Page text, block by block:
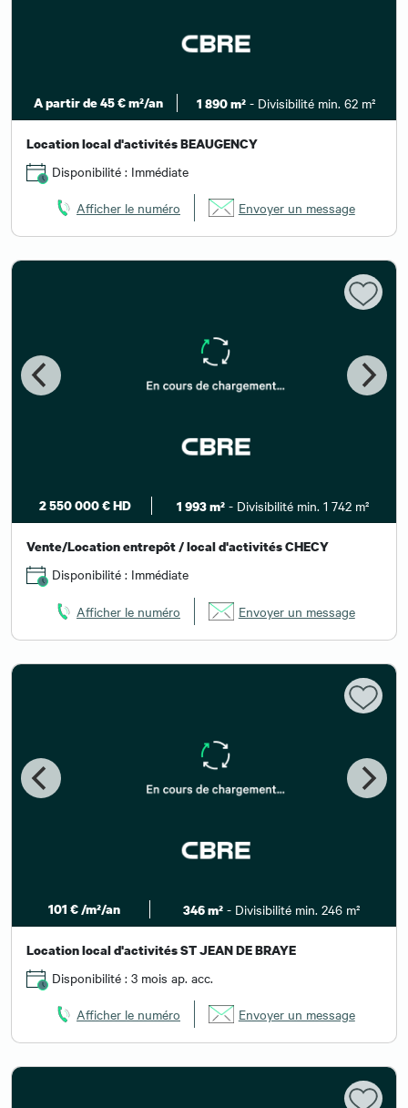
A partir de 45 € m²/an 1 890 m²- Divisibilité min. 62 m²
Location local d'activités BEAUGENCY
Disponibilité : Immédiate
Afficher le numéro Envoyer un message
2 550 000 € HD 1 993 m² - Divisibilité min. 1 742 m²
Vente/Location entrepôt / local d'activités CHECY
Disponibilité : Immédiate
Afficher le numéro Envoyer un message
101 € /m²/an 346 m² - Divisibilité min. 246 m²
Location local d'activités ST JEAN DE BRAYE
Disponibilité : 3 mois ap. acc.
Afficher le numéro Envoyer un message